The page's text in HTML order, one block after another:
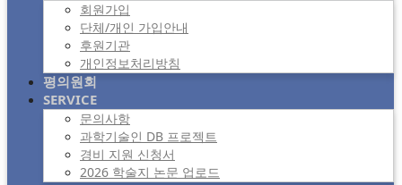
회원가입
단체/개인 가입안내
후원기관
개인정보처리방침
평의원회
SERVICE
문의사항
과학기술인 DB 프로젝트
경비 지원 신청서
2026 학술지 논문 업로드